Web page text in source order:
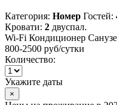
Категория: Номер Гостей:
Кровати: 2 двуспал.
Wi-Fi Кондиционер
800-2500 руб/сутки
Количество:
Укажите даты
×